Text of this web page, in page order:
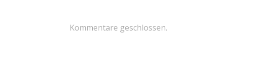
Kommentare geschlossen.